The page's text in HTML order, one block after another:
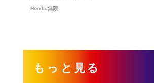
Honda/無限
もっと見る